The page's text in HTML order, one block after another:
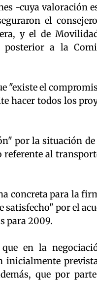
-cuya valoración
el
y el de
posterior a la
"existe el
hacer todos los
por la situación
al
concreta para la
por el
para 2009.
en la
que por